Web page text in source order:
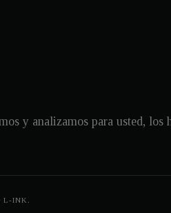
y analizamos para usted,
L-INK.